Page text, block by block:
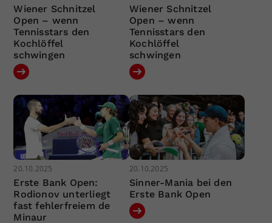
Wiener Schnitzel
Open – wenn
Tennisstars den
Kochlöffel
schwingen
Wiener Schnitzel
Open – wenn
Tennisstars den
Kochlöffel
schwingen
20.10.2025
Erste Bank Open:
Rodionov unterliegt
fast fehlerfreiem de
Minaur
20.10.2025
Sinner-Mania bei den
Erste Bank Open